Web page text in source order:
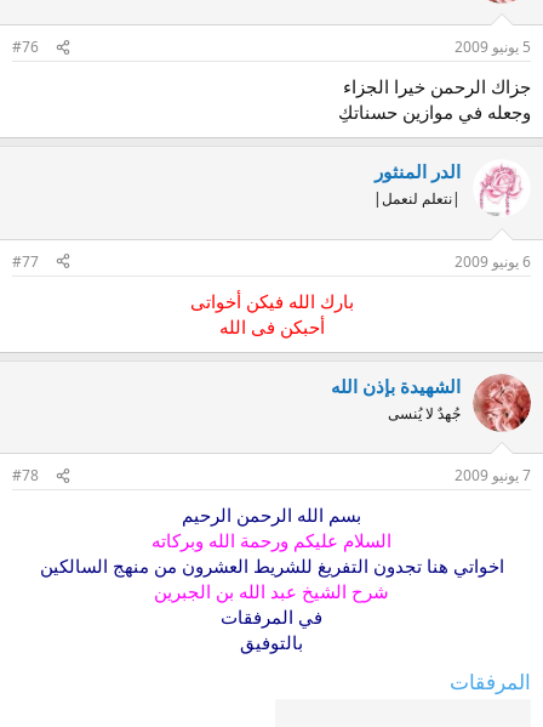
5 يونيو 2009 #76
جزاك الرحمن خيرا الجزاء
وجعله في موازين حسناتكِ
الدر المنثور
|نتعلم لنعمل|
6 يونيو 2009 #77
بارك الله فيكن أخواتى
أحبكن فى الله
الشهيدة بإذن الله
جُهدٌ لا يُنسى
7 يونيو 2009 #78
بسم الله الرحمن الرحيم
السلام عليكم ورحمة الله وبركاته
اخواتي هنا تجدون التفريغ للشريط العشرون من منهج السالكين
شرح الشيخ عبد الله بن الجبرين
في المرفقات
بالتوفيق
المرفقات